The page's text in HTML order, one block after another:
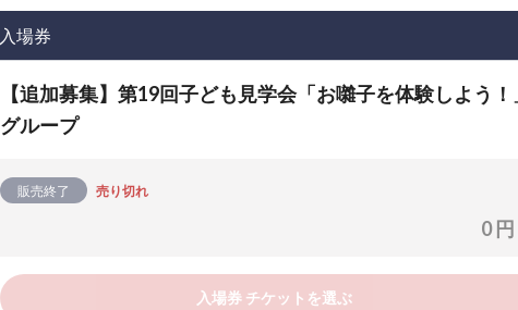
入場券
【追加募集】第19回子ども見学会「お囃子を体験しよう！
グループ
販売終了 売り切れ
0 円
入場券 チケットを選ぶ